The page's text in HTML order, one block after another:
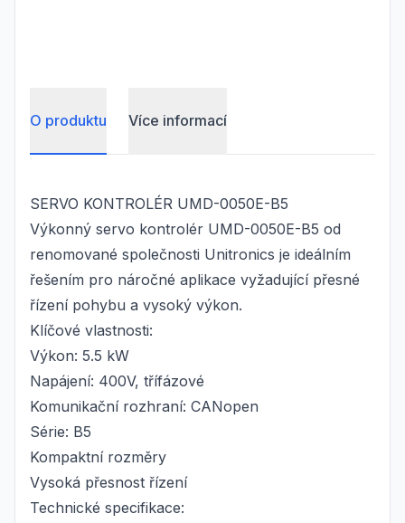
O produktu Více informací
SERVO KONTROLÉR UMD-0050E-B5
Výkonný servo kontrolér UMD-0050E-B5 od
renomované společnosti Unitronics je ideálním
řešením pro náročné aplikace vyžadující přesné
řízení pohybu a vysoký výkon.
Klíčové vlastnosti:
Výkon: 5.5 kW
Napájení: 400V, třífázové
Komunikační rozhraní: CANopen
Série: B5
Kompaktní rozměry
Vysoká přesnost řízení
Technické specifikace: